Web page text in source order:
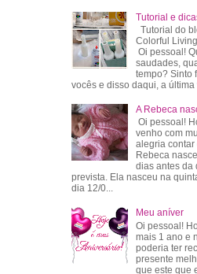
Tutorial e
Tutorial do
Colorful
Oi pessoal!
saudades,
tempo? Sinto
vocês e disso daqui, a última
A Rebeca
Oi pessoal!
venho com
alegria contar
Rebeca
dias antes da
prevista. Ela nasceu na
dia 12/0...
Meu aníver
Oi pessoal!
mais 1 ano e
poderia ter
presente
que este que